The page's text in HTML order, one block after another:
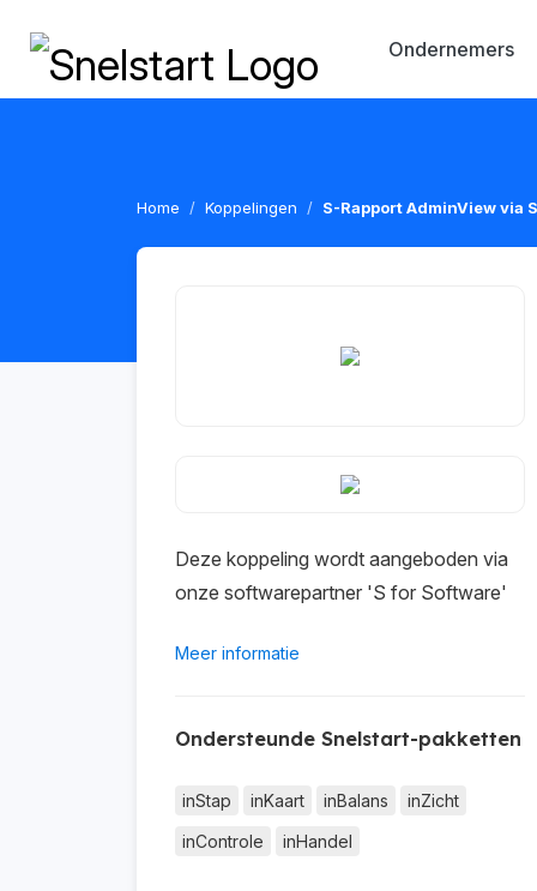
Ondernemers
Home Koppelingen S-Rapport AdminView via
Deze koppeling wordt aangeboden via
onze softwarepartner 'S for Software'
Meer informatie
Ondersteunde Snelstart-pakketten
inStap inKaart inBalans
inZicht
inControle
inHandel